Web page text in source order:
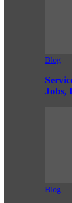
Blog
Jobs,
Blog